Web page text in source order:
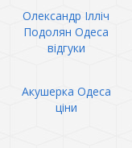
Олександр Ілліч
Подолян Одеса
відгуки
Акушерка Одеса
ціни